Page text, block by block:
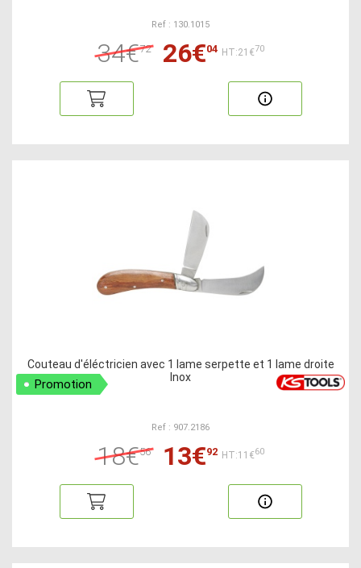
Ref : 130.1015
34€72 26€04 HT:21€70
Couteau d'éléctricien avec 1 lame serpette et 1 lame droite
Inox
Promotion
Ref : 907.2186
18€56 13€92 HT:11€60